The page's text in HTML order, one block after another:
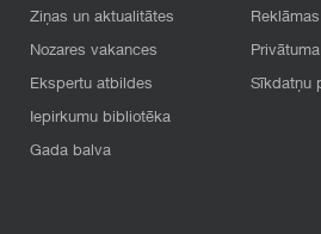
Ziņas un aktualitātes
Nozares vakances
Ekspertu atbildes
Iepirkumu bibliotēka
Gada balva
Sīkdatņu